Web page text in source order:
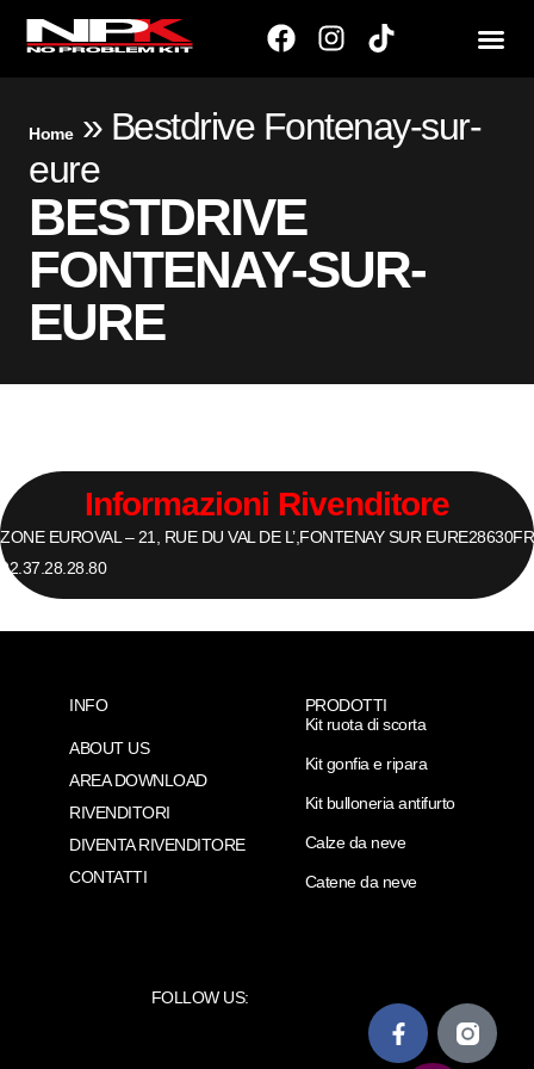
Home» Bestdrive Fontenay-sur-
eure
BESTDRIVE
FONTENAY-SUR-
EURE
Informazioni Rivenditore
ZONE EUROVAL – 21, RUE DU VAL DE L’, FONTENAY SUR EURE28630FR
02.37.28.28.80
INFO
ABOUT US
AREA DOWNLOAD
RIVENDITORI
DIVENTA RIVENDITORE
CONTATTI
PRODOTTI
Kit ruota di scorta
Kit gonfia e ripara
Kit bulloneria antifurto
Calze da neve
Catene da neve
FOLLOW US: